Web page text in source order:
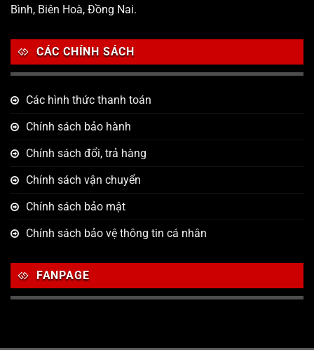
Bình, Biên Hoà, Đồng Nai.
CÁC CHÍNH SÁCH
Các hình thức thanh toán
Chính sách bảo hành
Chính sách đổi, trả hàng
Chính sách vận chuyển
Chính sách bảo mật
Chính sách bảo vệ thông tin cá nhân
FANPAGE